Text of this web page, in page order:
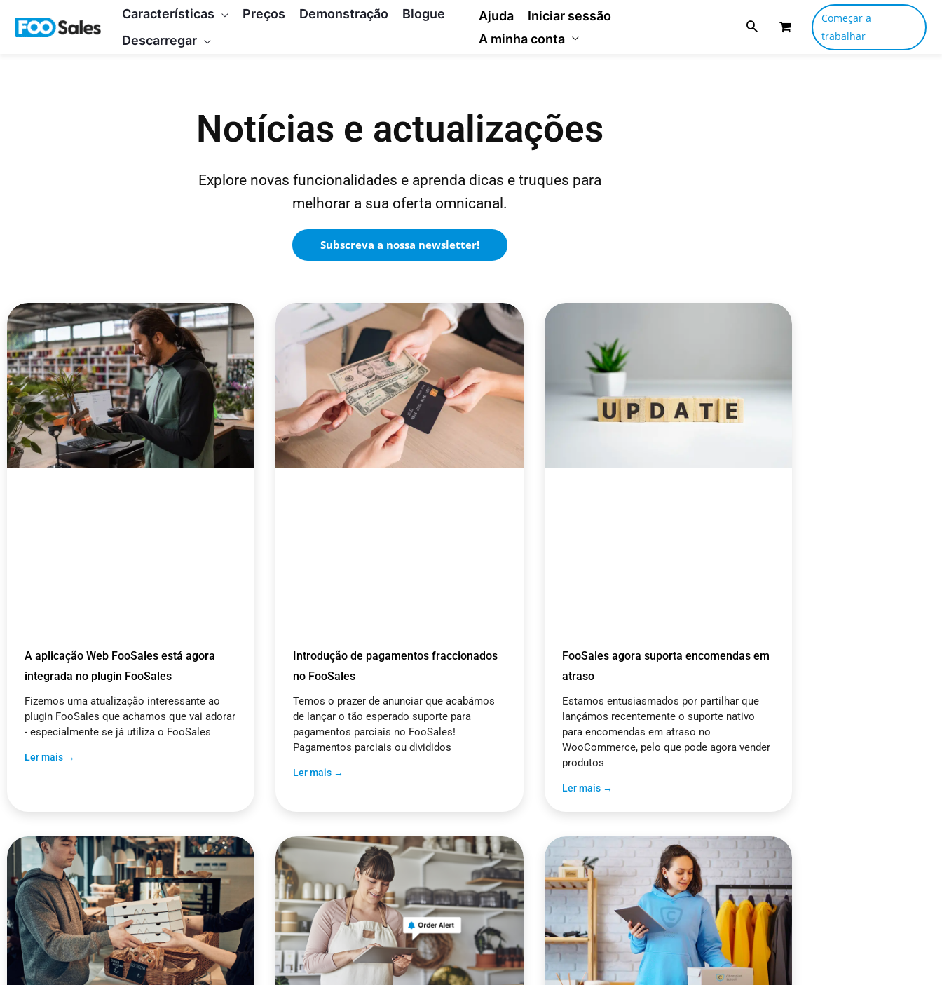
para
Características Preços Demonstração
Blogue
Descarregar
Ajuda
Iniciar sessão
A minha conta
Começar a
trabalhar
Notícias e actualizações
Explore novas funcionalidades e aprenda dicas e truques para
melhorar a sua oferta omnicanal.
Subscreva a nossa newsletter!
A aplicação Web FooSales está agora
integrada no plugin FooSales
Fizemos uma atualização interessante ao
plugin FooSales que achamos que vai adorar
- especialmente se já utiliza o FooSales
Ler mais →
Introdução de pagamentos fraccionados
no FooSales
Temos o prazer de anunciar que acabámos
de lançar o tão esperado suporte para
pagamentos parciais no FooSales!
Pagamentos parciais ou divididos
Ler mais →
FooSales agora suporta encomendas em
atraso
Estamos entusiasmados por partilhar que
lançámos recentemente o suporte nativo
para encomendas em atraso no
WooCommerce, pelo que pode agora vender
produtos
Ler mais →
P
á
g
a
P
á
g
a
P
á
g
a